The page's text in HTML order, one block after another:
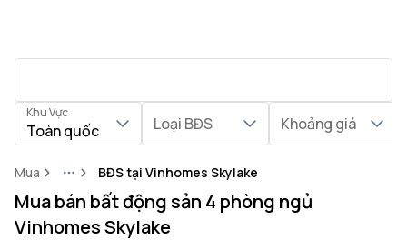
Khu Vực
Toàn quốc Loại BĐS Khoảng giá
Mua MoreBĐS tại Vinhomes Skylake
Mua bán bất động sản 4 phòng ngủ
Vinhomes Skylake